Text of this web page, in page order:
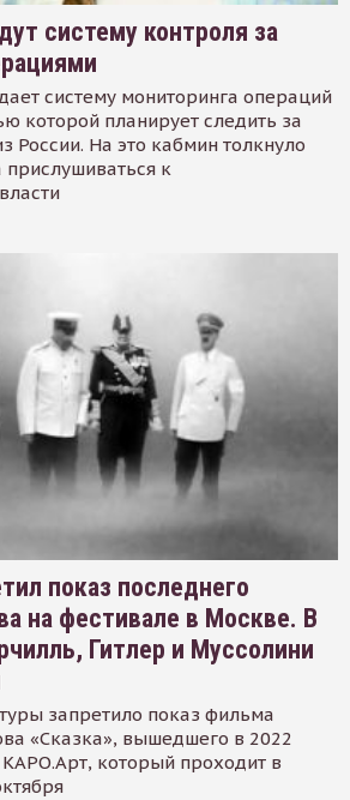
систему контроля за
систему мониторинга операций
которой планирует следить за
России. На это кабмин толкнуло
к
показ последнего
на фестивале в Москве. В
Гитлер и Муссолини
запретило показ фильма
«Сказка», вышедшего в 2022
КАРО.Арт, который проходит в